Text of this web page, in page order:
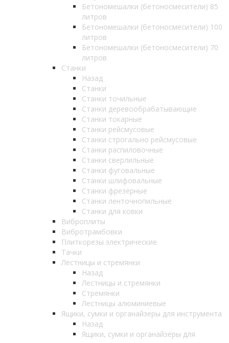
Бетономешалки (бетоносмесители) 85
литров
Бетономешалки (бетоносмесители) 100
литров
Бетономешалки (бетоносмесители) 70
литров
Станки
Назад
Станки
Станки точильные
Станки деревообрабатывающие
Станки токарные
Станки рейсмусовые
Станки строгально рейсмусовые
Станки распиловочные
Станки сверлильные
Станки фуговальные
Станки шлифовальные
Станки фрезерные
Станки ленточнопильные
Станки для ковки
Виброплиты
Вибротрамбовки
Плиткорезы электрические
Тачки
Лестницы и стремянки
Назад
Лестницы и стремянки
Стремянки
Лестницы алюминиевые
Ящики, сумки и органайзеры для инструмента
Назад
Ящики, сумки и органайзеры для